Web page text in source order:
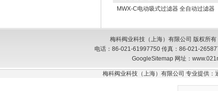
MWX-C电动吸式过滤器 全自动过滤器
梅科阀业科技（上海）有限公司 版权所
电话：86-021-61997750 传真：86-021-
GoogleSitemap网址：
梅科阀业科技（上海）有限公司 专业提供